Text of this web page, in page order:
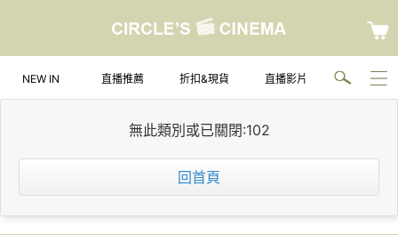
NEW IN 直播推薦 折扣&現貨 直播影片
無此類別或已關閉:102
回首頁